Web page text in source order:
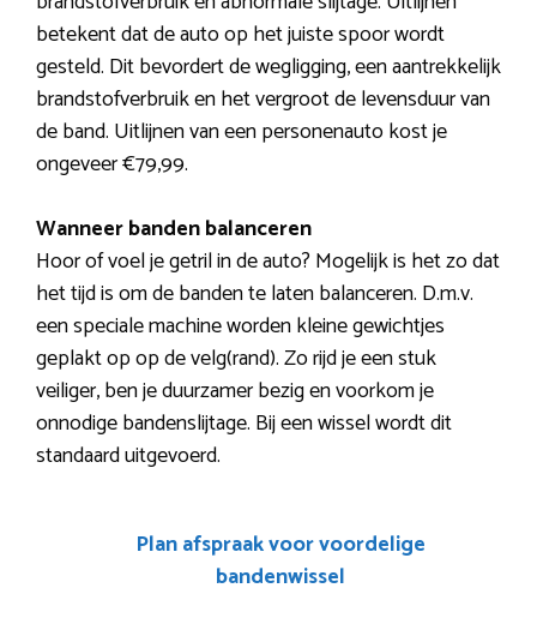
betekent dat de auto op het juiste spoor wordt
gesteld. Dit bevordert de wegligging, een aantrekkelijk
brandstofverbruik en het vergroot de levensduur van
de band. Uitlijnen van een personenauto kost je
ongeveer €79,99.
Wanneer banden balanceren
Hoor of voel je getril in de auto? Mogelijk is het zo dat
het tijd is om de banden te laten balanceren. D.m.v.
een speciale machine worden kleine gewichtjes
geplakt op op de velg(rand). Zo rijd je een stuk
veiliger, ben je duurzamer bezig en voorkom je
onnodige bandenslijtage. Bij een wissel wordt dit
standaard uitgevoerd.
Plan afspraak voor voordelige
bandenwissel